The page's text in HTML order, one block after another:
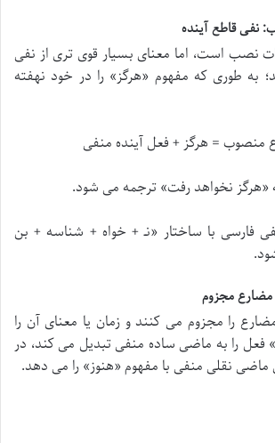
نفی قاطع آینده
نصب است، اما معنای بسیار قوی تری از نفی
به طوری که مفهوم «هرگز» را در خود نهفته
منصوب = هرگز + فعل آینده منفی
«هرگز نخواهد رفت» ترجمه می شود.
فارسی با ساختار «ن‍ـ + خواه + شناسه + بن
مضارع مجزوم
را مجزوم می کنند و زمان یا معنای آن را
فعل را به ماضی ساده منفی تبدیل می کند، در
ماضی نقلی منفی با مفهوم «هنوز» را می دهد.